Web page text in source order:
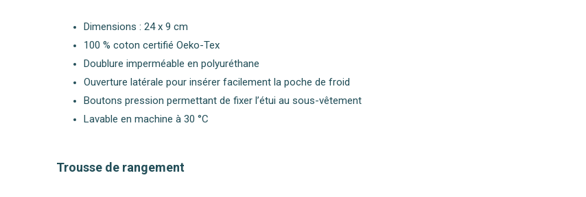
Dimensions : 24 x 9 cm
100 % coton certifié Oeko-Tex
Doublure imperméable en polyuréthane
Ouverture latérale pour insérer facilement la poche de froid
Boutons pression permettant de fixer l’étui au sous-vêtement
Lavable en machine à 30 °C
Trousse de rangement